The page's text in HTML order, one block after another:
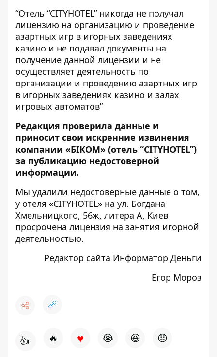
“Отель “CITYHOTEL” никогда не получал
лицензию на организацию и проведение
азартных игр в игорных заведениях
казино и не подавал документы на
получение данной лицензии и не
осуществляет деятельность по
организации и проведению азартных игр
в игорных заведениях казино и залах
игровых автоматов”
Редакция проверила данные и
приносит свои искренние извинения
компании «БІКОМ» (отель “CITYHOTEL”)
за публикацию недостоверной
информации.
Мы удалили недостоверные данные о том,
у отеля «CITYHOTEL» на ул. Богдана
Хмельницкого, 56ж, литера А, Киев
просрочена лицензия на занятия игорной
деятельностью.
Редактор сайта Информатор Деньги
Егор Мороз
👍 🔥 ♥ 😭 😆 😡